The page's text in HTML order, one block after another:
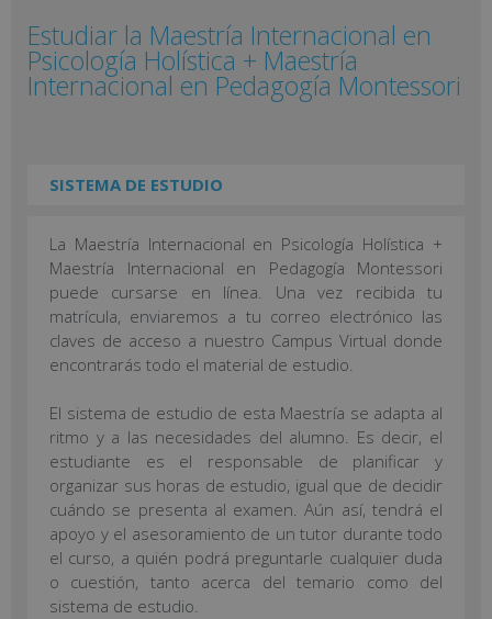
Estudiar la Maestría Internacional en
Psicología Holística + Maestría
Internacional en Pedagogía Montessori
SISTEMA DE ESTUDIO
La Maestría Internacional en Psicología Holística +
Maestría Internacional en Pedagogía Montessori
puede cursarse en línea. Una vez recibida tu
matrícula, enviaremos a tu correo electrónico las
claves de acceso a nuestro Campus Virtual donde
encontrarás todo el material de estudio.
El sistema de estudio de esta Maestría se adapta al
ritmo y a las necesidades del alumno. Es decir, el
estudiante es el responsable de planificar y
organizar sus horas de estudio, igual que de decidir
cuándo se presenta al examen. Aún así, tendrá el
apoyo y el asesoramiento de un tutor durante todo
el curso, a quién podrá preguntarle cualquier duda
o cuestión, tanto acerca del temario como del
sistema de estudio.